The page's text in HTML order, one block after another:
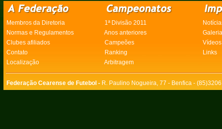
Membros da Diretoria 1ª Divisão 2011
Normas e Regulamentos
Anos anteriores
Clubes afiliados
Campeões
Vídeos
Contato
Ranking
Links
Localização
Arbitragem
Federação Cearense de Futebol - R. Paulino Nogueira, 77 - Benfica -